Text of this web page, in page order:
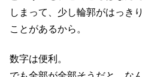
しまって、少し輪郭がはっき
ことがあるから。
数字は便利。